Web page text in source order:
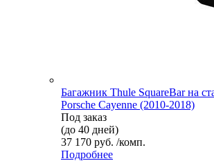
Багажник Thule SquareBar на
Porsche Cayenne (2010-2018)
Под заказ
(до 40 дней)
37 170 руб. /комп.
Подробнее